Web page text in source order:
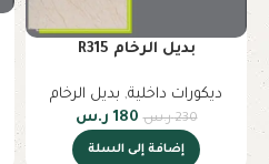
بديل الرخام R315
ديكورات داخلية, بديل الرخام
230 ر.س 180 ر.س
إضافة إلى السلة